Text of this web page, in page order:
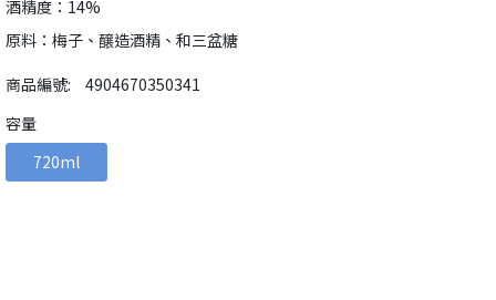
酒精度：14%
原料：梅子、醸造酒精、和三盆糖
商品編號:
4904670350341
容量
720ml